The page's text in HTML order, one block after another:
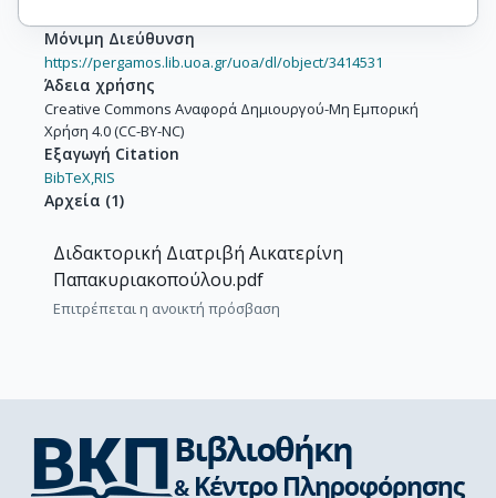
Μόνιμη Διεύθυνση
https://pergamos.lib.uoa.gr/uoa/dl/object/3414531
Άδεια χρήσης
Creative Commons Αναφορά Δημιουργού-Μη Εμπορική
Χρήση 4.0 (CC-BY-NC)
Εξαγωγή Citation
BibTeX,RIS
Αρχεία (1)
Διδακτορική Διατριβή Αικατερίνη
Παπακυριακοπούλου.pdf
Επιτρέπεται η ανοικτή πρόσβαση